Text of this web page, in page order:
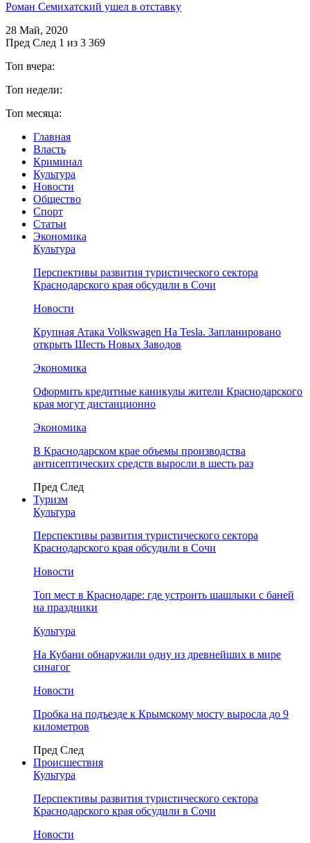
Роман Семихатский ушел в отставку
28 Май, 2020
Пред След 1 из 3 369
Топ вчера:
Топ недели:
Топ месяца:
Главная
Власть
Криминал
Культура
Новости
Общество
Спорт
Статьи
Экономика
Культура
Перспективы развития туристического сектора
Краснодарского края обсудили в Сочи
Новости
Крупная Атака Volkswagen На Tesla. Запланировано
открыть Шесть Новых Заводов
Экономика
Оформить кредитные каникулы жители Краснодарского
края могут дистанционно
Экономика
В Краснодарском крае объемы производства
антисептических средств выросли в шесть раз
Пред След
Туризм
Культура
Перспективы развития туристического сектора
Краснодарского края обсудили в Сочи
Новости
Топ мест в Краснодаре: где устроить шашлыки с баней
на праздники
Культура
На Кубани обнаружили одну из древнейших в мире
синагог
Новости
Пробка на подъезде к Крымскому мосту выросла до 9
километров
Пред След
Происшествия
Культура
Перспективы развития туристического сектора
Краснодарского края обсудили в Сочи
Новости